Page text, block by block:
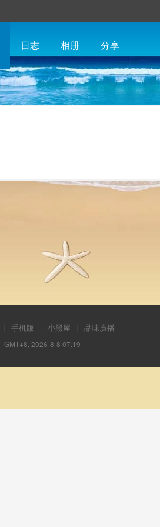
日志 相册 分享
手机版 小黑屋 品味廣播
GMT+8, 2026-8-8 07:19